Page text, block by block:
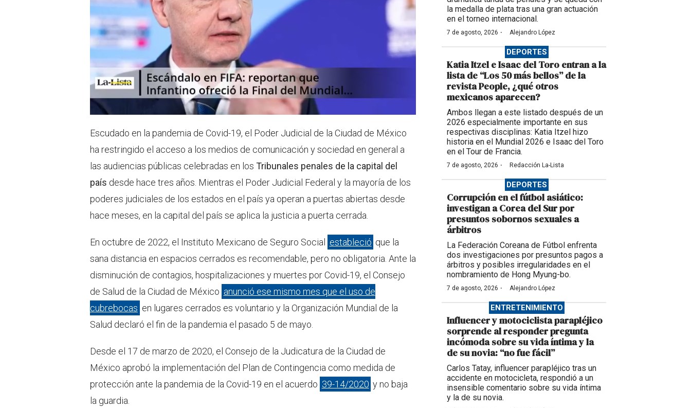
Escudado en la pandemia de Covid-19, el Poder Judicial de la Ciudad de México
ha restringido el acceso a los medios de comunicación y sociedad en general a
las audiencias públicas celebradas en los Tribunales penales de la capital del
país desde hace tres años. Mientras el Poder Judicial Federal y la mayoría de los
poderes judiciales de los estados en el país ya operan a puertas abiertas desde
hace meses, en la capital del país se aplica la justicia a puerta cerrada.
En octubre de 2022, el Instituto Mexicano de Seguro Social estableció que la
sana distancia en espacios cerrados es recomendable, pero no obligatoria. Ante la
disminución de contagios, hospitalizaciones y muertes por Covid-19, el Consejo
de Salud de la Ciudad de México anunció ese mismo mes que el uso de
cubrebocas en lugares cerrados es voluntario y la Organización Mundial de la
Salud declaró el fin de la pandemia el pasado 5 de mayo.
Desde el 17 de marzo de 2020, el Consejo de la Judicatura de la Ciudad de
México aprobó la implementación del Plan de Contingencia como medida de
protección ante la pandemia de la Covid-19 en el acuerdo 39-14/2020 y no baja
la guardia.
la medalla de plata tras una gran actuación
en el torneo internacional.
7 de agosto, 2026 · Alejandro López
DEPORTES
Katia Itzel e Isaac del Toro entran a la
lista de “Los 50 más bellos” de la
revista People, ¿qué otros
mexicanos aparecen?
Ambos llegan a este listado después de un
2026 especialmente importante en sus
respectivas disciplinas: Katia Itzel hizo
historia en el Mundial 2026 e Isaac del Toro
en el Tour de Francia.
7 de agosto, 2026 · Redacción La-Lista
DEPORTES
Corrupción en el fútbol asiático:
investigan a Corea del Sur por
presuntos sobornos sexuales a
árbitros
La Federación Coreana de Fútbol enfrenta
dos investigaciones por presuntos pagos a
árbitros y posibles irregularidades en el
nombramiento de Hong Myung-bo.
7 de agosto, 2026 · Alejandro López
ENTRETENIMIENTO
Influencer y motociclista parapléjico
sorprende al responder pregunta
incómoda sobre su vida íntima y la
de su novia: “no fue fácil”
Carlos Tatay, influencer parapléjico tras un
accidente en motocicleta, respondió a un
insensible comentario sobre su vida íntima
y la de su novia.